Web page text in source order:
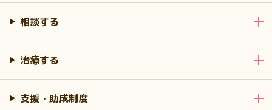
相談する
治療する
支援・助成制度